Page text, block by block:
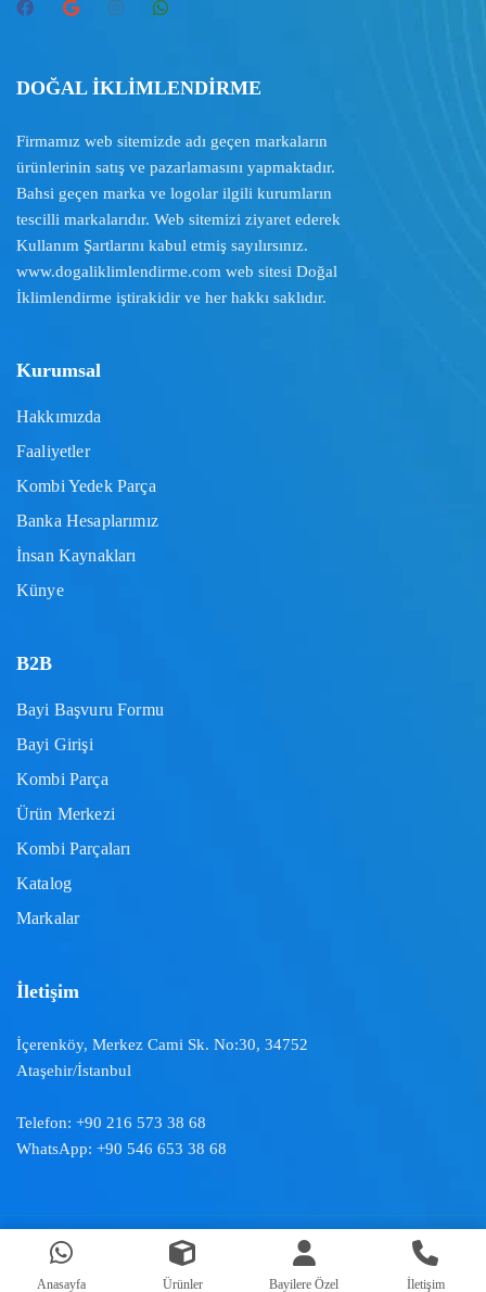
DOĞAL İKLİMLENDİRME
Firmamız web sitemizde adı geçen markaların
ürünlerinin satış ve pazarlamasını yapmaktadır.
Bahsi geçen marka ve logolar ilgili kurumların
tescilli markalarıdır. Web sitemizi ziyaret ederek
Kullanım Şartlarını kabul etmiş sayılırsınız.
www.dogaliklimlendirme.com web sitesi Doğal
İklimlendirme iştirakidir ve her hakkı saklıdır.
Kurumsal
Hakkımızda
Faaliyetler
Kombi Yedek Parça
Banka Hesaplarımız
İnsan Kaynakları
Künye
B2B
Bayi Başvuru Formu
Bayi Girişi
Kombi Parça
Ürün Merkezi
Kombi Parçaları
Katalog
Markalar
İletişim
İçerenköy, Merkez Cami Sk. No:30, 34752
Ataşehir/İstanbul
Telefon: +90 216 573 38 68
WhatsApp: +90 546 653 38 68
Doğal İklimlendirme ™ | 2024
Anasayfa Ürünler Bayilere Özel İletişim